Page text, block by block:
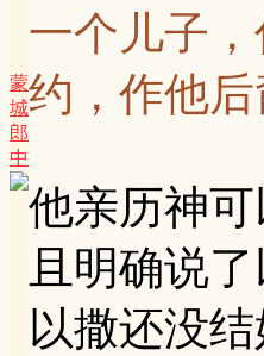
蒙
城
郎
中
一个儿子
约，作他后
他亲历神
且明确说
以撒还没